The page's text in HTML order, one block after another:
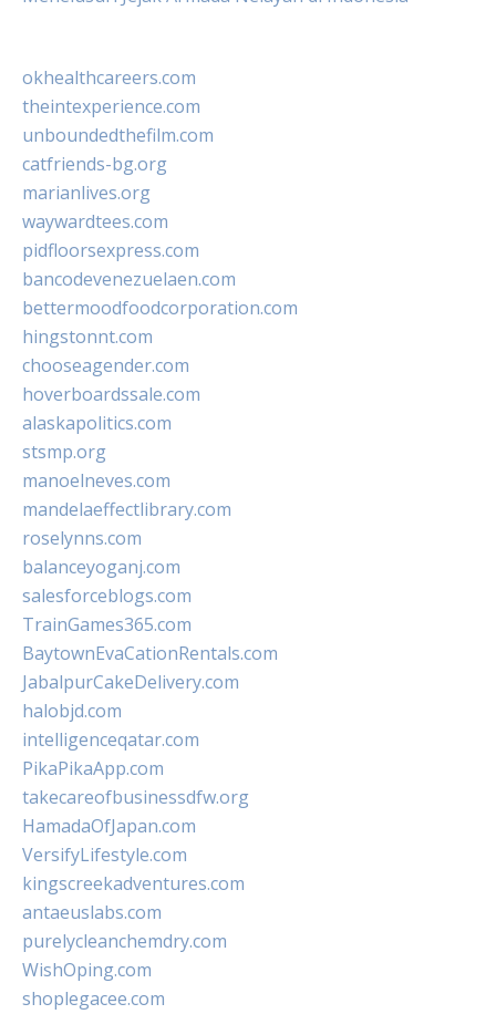
okhealthcareers.com
theintexperience.com
unboundedthefilm.com
catfriends-bg.org
marianlives.org
waywardtees.com
pidfloorsexpress.com
bancodevenezuelaen.com
bettermoodfoodcorporation.com
hingstonnt.com
chooseagender.com
hoverboardssale.com
alaskapolitics.com
stsmp.org
manoelneves.com
mandelaeffectlibrary.com
roselynns.com
balanceyoganj.com
salesforceblogs.com
TrainGames365.com
BaytownEvaCationRentals.com
JabalpurCakeDelivery.com
halobjd.com
intelligenceqatar.com
PikaPikaApp.com
takecareofbusinessdfw.org
HamadaOfJapan.com
VersifyLifestyle.com
kingscreekadventures.com
antaeuslabs.com
purelycleanchemdry.com
WishOping.com
shoplegacee.com